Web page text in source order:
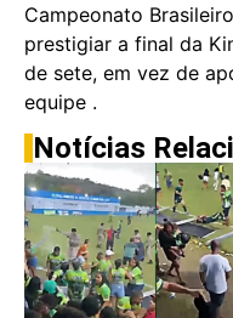
Campeonato
prestigiar a final da
de sete, em vez de
equipe .
Notícias